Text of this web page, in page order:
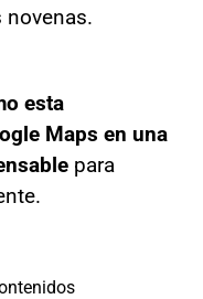
novenas.
esta
Maps en una
para